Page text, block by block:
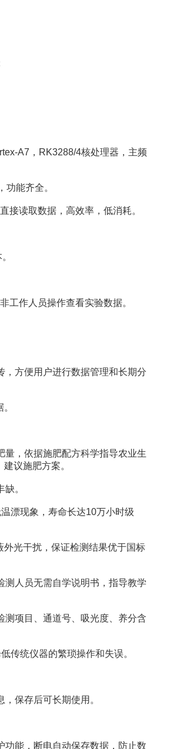
A7，RK3288/4核处理器，主频
能齐全。
读取数据，高效率，低消耗。
作人员操作查看实验数据。
方便用户进行数据管理和长期分
，依据施肥配方科学指导农业生
议施肥方案。
。
漂现象，寿命长达10万小时级
光干扰，保证检测结果优于国标
人员无需自学说明书，指导教学
项目、通道号、吸光度、养分含
统仪器的繁琐操作和失误。
保存后可长期使用。
能，断电自动保存数据，防止数